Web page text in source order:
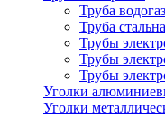
Труба
Труба
Трубы
Трубы
Трубы
Уголки
Уголки